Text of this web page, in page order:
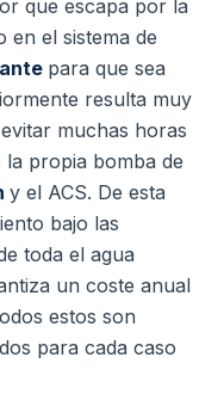
que escapa por la
en el sistema de
para que sea
resulta muy
muchas horas
propia bomba de
y el ACS. De esta
bajo las
toda el agua
un coste anual
estos son
para cada caso